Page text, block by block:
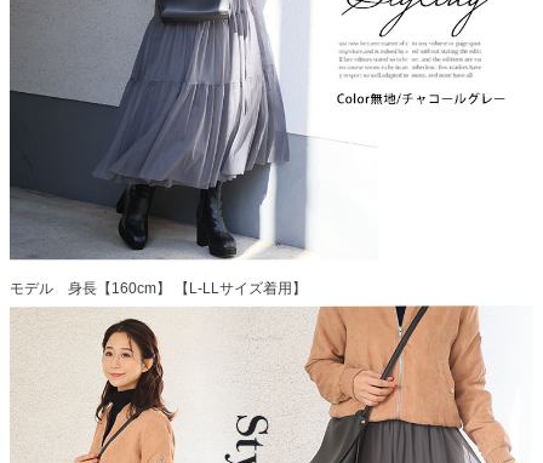
モデル 身長【160cm】 【L-LLサイズ着用】